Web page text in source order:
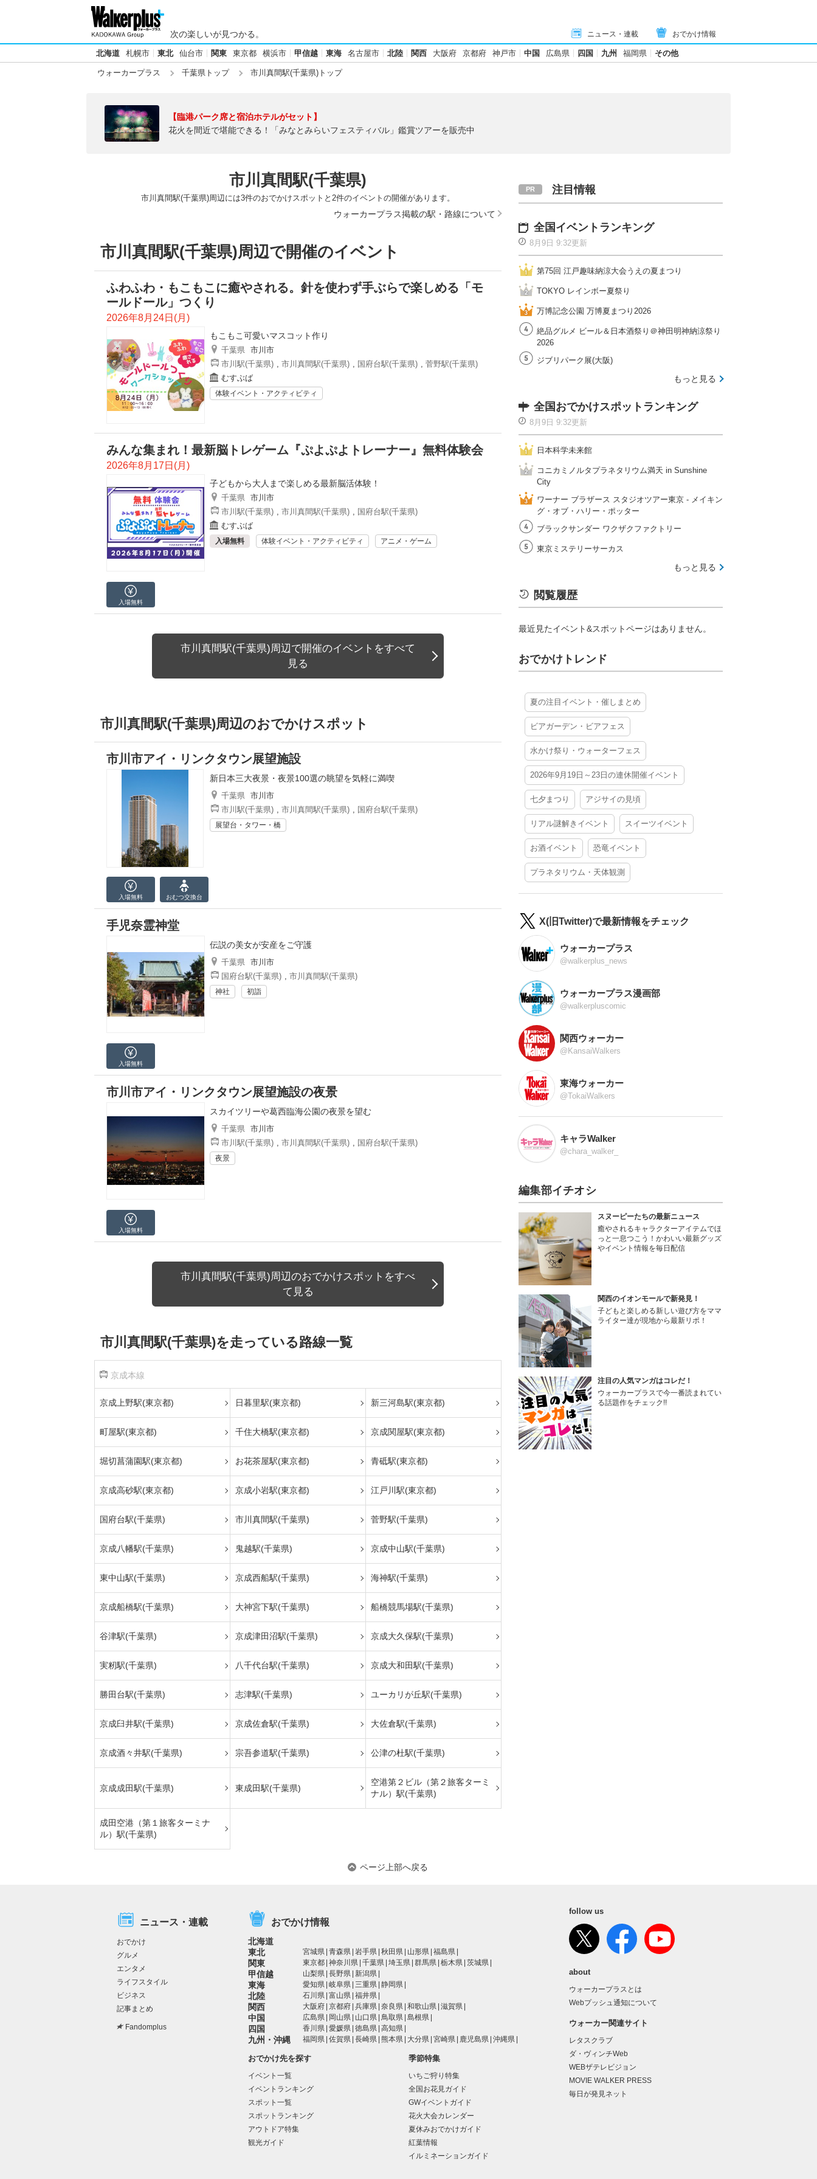
次の楽しいが見つかる。 ニュース・連載 おでかけ情報
北海道 札幌市 東北 仙台市 関東 東京都 横浜市 甲信越 東海 名古屋市 北陸 関西 大阪府 京都府 神戸市 中国 広島県 四国 九州 福岡県 その他
ウォーカープラス 千葉県トップ 市川真間駅(千葉県)トップ
【臨港パーク席と宿泊ホテルがセット】
花火を間近で堪能できる！「みなとみらいフェスティバル」鑑賞ツアーを販売中
市川真間駅(千葉県)
市川真間駅(千葉県)周辺には3件のおでかけスポットと2件のイベントの開催があります。
ウォーカープラス掲載の駅・路線について
市川真間駅(千葉県)周辺で開催のイベント
ふわふわ・もこもこに癒やされる。針を使わず手ぶらで楽しめる「モ
ールドール」つくり
2026年8月24日(月)
もこもこ可愛いマスコット作り
千葉県 市川市
市川駅(千葉県) , 市川真間駅(千葉県) , 国府台駅(千葉県) , 菅野駅(千葉県)
むすぶば
体験イベント・アクティビティ
みんな集まれ！最新脳トレゲーム『ぷよぷよトレーナー』無料体験会
2026年8月17日(月)
子どもから大人まで楽しめる最新脳活体験！
千葉県 市川市
市川駅(千葉県) , 市川真間駅(千葉県) , 国府台駅(千葉県)
むすぶば
入場無料 体験イベント・アクティビティ アニメ・ゲーム
入場無料
市川真間駅(千葉県)周辺で開催のイベントをすべて
見る
市川真間駅(千葉県)周辺のおでかけスポット
市川市アイ・リンクタウン展望施設
新日本三大夜景・夜景100選の眺望を気軽に満喫
千葉県 市川市
市川駅(千葉県) , 市川真間駅(千葉県) , 国府台駅(千葉県)
展望台・タワー・橋
入場無料 おむつ交換台
手児奈霊神堂
伝説の美女が安産をご守護
千葉県 市川市
国府台駅(千葉県) , 市川真間駅(千葉県)
神社 初詣
入場無料
市川市アイ・リンクタウン展望施設の夜景
スカイツリーや葛西臨海公園の夜景を望む
千葉県 市川市
市川駅(千葉県) , 市川真間駅(千葉県) , 国府台駅(千葉県)
夜景
入場無料
市川真間駅(千葉県)周辺のおでかけスポットをすべ
て見る
市川真間駅(千葉県)を走っている路線一覧
京成本線
京成上野駅(東京都) 日暮里駅(東京都) 新三河島駅(東京都)
町屋駅(東京都) 千住大橋駅(東京都) 京成関屋駅(東京都)
堀切菖蒲園駅(東京都) お花茶屋駅(東京都) 青砥駅(東京都)
京成高砂駅(東京都) 京成小岩駅(東京都) 江戸川駅(東京都)
国府台駅(千葉県) 市川真間駅(千葉県) 菅野駅(千葉県)
京成八幡駅(千葉県) 鬼越駅(千葉県) 京成中山駅(千葉県)
東中山駅(千葉県) 京成西船駅(千葉県) 海神駅(千葉県)
京成船橋駅(千葉県) 大神宮下駅(千葉県) 船橋競馬場駅(千葉県)
谷津駅(千葉県) 京成津田沼駅(千葉県) 京成大久保駅(千葉県)
実籾駅(千葉県) 八千代台駅(千葉県) 京成大和田駅(千葉県)
勝田台駅(千葉県) 志津駅(千葉県) ユーカリが丘駅(千葉県)
京成臼井駅(千葉県) 京成佐倉駅(千葉県) 大佐倉駅(千葉県)
京成酒々井駅(千葉県) 宗吾参道駅(千葉県) 公津の杜駅(千葉県)
京成成田駅(千葉県) 東成田駅(千葉県)
空港第２ビル（第２旅客ターミ
ナル）駅(千葉県)
成田空港（第１旅客ターミナ
ル）駅(千葉県)
注目情報
全国イベントランキング
8月9日 9:32更新
第75回 江戸趣味納涼大会うえの夏まつり
TOKYO レインボー夏祭り
万博記念公園 万博夏まつり2026
絶品グルメ ビール＆日本酒祭り＠神田明神納涼祭り
2026
ジブリパーク展(大阪)
もっと見る
全国おでかけスポットランキング
8月9日 9:32更新
日本科学未来館
コニカミノルタプラネタリウム満天 in Sunshine
City
ワーナー ブラザース スタジオツアー東京 ‐ メイキン
グ・オブ・ハリー・ポッター
ブラックサンダー ワクザクファクトリー
東京ミステリーサーカス
もっと見る
閲覧履歴
最近見たイベント&スポットページはありません。
おでかけトレンド
夏の注目イベント・催しまとめ
ビアガーデン・ビアフェス
水かけ祭り・ウォーターフェス
2026年9月19日～23日の連休開催イベント
七夕まつり アジサイの見頃
リアル謎解きイベント スイーツイベント
お酒イベント 恐竜イベント
プラネタリウム・天体観測
X(旧Twitter)で最新情報をチェック
ウォーカープラス
@walkerplus_news
ウォーカープラス漫画部
@walkerpluscomic
関西ウォーカー
@KansaiWalkers
東海ウォーカー
@TokaiWalkers
キャラWalker
@chara_walker_
編集部イチオシ
スヌーピーたちの最新ニュース
癒やされるキャラクターアイテムでほ
っと一息つこう！かわいい最新グッズ
やイベント情報を毎日配信
関西のイオンモールで新発見！
子どもと楽しめる新しい遊び方をママ
ライター達が現地から最新リポ！
注目の人気マンガはコレだ！
ウォーカープラスで今一番読まれてい
る話題作をチェック!!
ページ上部へ戻る
ニュース・連載
おでかけ
グルメ
エンタメ
ライフスタイル
ビジネス
記事まとめ
Fandomplus
おでかけ情報
北海道
東北
宮城県 青森県 岩手県 秋田県 山形県 福島県
関東 東京都 神奈川県 千葉県 埼玉県 群馬県 栃木県 茨城県
甲信越 山梨県 長野県 新潟県
東海 愛知県 岐阜県 三重県 静岡県
北陸 石川県 富山県 福井県
関西 大阪府 京都府 兵庫県 奈良県 和歌山県 滋賀県
中国 広島県 岡山県 山口県 鳥取県 島根県
四国 香川県 愛媛県 徳島県 高知県
九州・沖縄 福岡県 佐賀県 長崎県 熊本県 大分県 宮崎県 鹿児島県 沖縄県
おでかけ先を探す
イベント一覧
イベントランキング
スポット一覧
スポットランキング
アウトドア特集
観光ガイド
季節特集
いちご狩り特集
全国お花見ガイド
GWイベントガイド
花火大会カレンダー
夏休みおでかけガイド
紅葉情報
イルミネーションガイド
follow us
about
ウォーカープラスとは
Webプッシュ通知について
ウォーカー関連サイト
レタスクラブ
ダ・ヴィンチWeb
WEBザテレビジョン
MOVIE WALKER PRESS
毎日が発見ネット